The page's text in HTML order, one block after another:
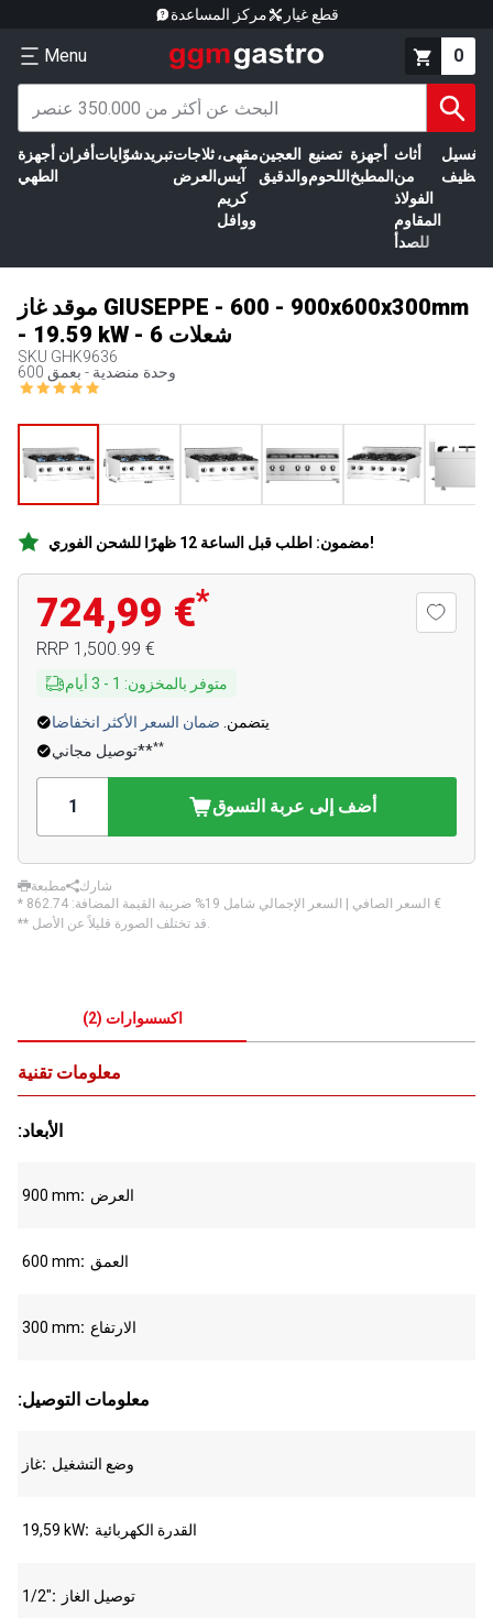
مركز المساعدة قطع غيار
Menu 0
أجهزة
الطهي
أفران شوّاياتتبريدثلاجات
العرض
مقهى،
آيس
كريم
ووافل
العجين
والدقيق
تصنيع
اللحوم
أجهزة
المطبخ
أثاث
من
الفولاذ
المقاوم
للصدأ
الغسيل
موقد غاز GIUSEPPE - 600 - 900x600x300mm
- 19.59 kW - 6 شعلات
SKU GHK9636
وحدة منضدية - بعمق 600
مضمون: اطلب قبل الساعة 12 ظهرًا للشحن الفوري!
724,99 €*
RRP ‏1,500.99 €
متوفر بالمخزون:
1
-
3 أيام
يتضمن. ضمان السعر الأكثر انخفاضا
توصيل مجاني****
أضف إلى عربة التسوق
مطبعة
شارك
* السعر الصافي | السعر الإجمالي شامل 19% ضريبة القيمة المضافة: ‏862.74 €
** قد تختلف الصورة قليلاً عن الأصل.
اكسسوارات (
2
)
معلومات تقنية
:الأبعاد
900 mm العرض
600 mm العمق
300 mm الارتفاع
:معلومات التوصيل
غاز وضع التشغيل
19,59 kW القدرة الكهربائية
1/2" توصيل الغاز